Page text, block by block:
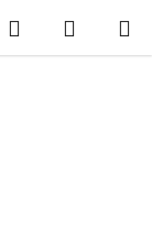
Hledat
KOŠÍK